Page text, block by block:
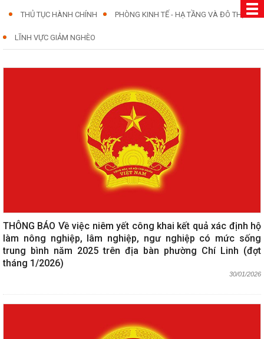
THỦ TỤC HÀNH CHÍNH PHÒNG KINH TẾ - HẠ TẦNG VÀ ĐÔ THỊ
LĨNH VỰC GIẢM NGHÈO
THÔNG BÁO Về việc niêm yết công khai kết quả xác định hộ
làm nông nghiệp, lâm nghiệp, ngư nghiệp có mức sống
trung bình năm 2025 trên địa bàn phường Chí Linh (đợt
tháng 1/2026)
30/01/2026